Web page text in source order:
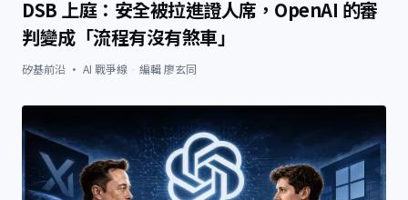
DSB 上庭：安全被拉進證人席，OpenAI 的審
判變成「流程有沒有煞車」
矽基前沿 · AI 戰爭線 編輯廖玄同